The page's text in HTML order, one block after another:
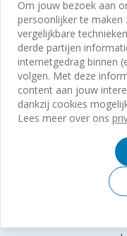
Wanneer is een
Om jouw bezoek aan
persoonlijker te maken
vergelijkbare
derde partijen
internetgedrag binnen
volgen. Met deze
content aan jouw
dankzij cookies
Lees meer over ons